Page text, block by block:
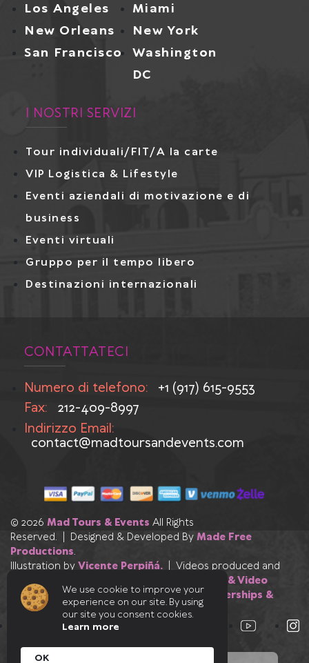
Los Angeles
Miami
New Orleans
New York
San Francisco Washington
DC
I NOSTRI SERVIZI
Tour individuali/FIT/A la carte
VIP Logistica & Lifestyle
Eventi aziendali di motivazione e di
business
Eventi virtuali
Gruppo per il tempo libero
Destinazioni internazionali
We use cookie to improve your
experience on our site. By using
our site you consent cookies.
Learn more
OK
CONTATTATECI
Numero di telefono:
+1 (917) 615-9553
Fax:
212-409-8997
Indirizzo Email:
contact@madtoursandevents.com
© 2026 Mad Tours & Events All Rights
Reserved. | Designed & Developed By Made Free
Productions.
Illustration by Vicente Perpiñá. | Videos produced and
edited by
Photo & Video
Credits
Our Industry Affiliations, Partnerships &
Certifications